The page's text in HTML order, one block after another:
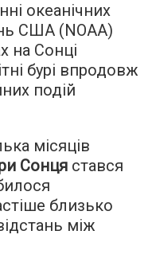
океанічних
США (NOAA)
на Сонці
бурі впродовж
подій
місяців
Сонця стався
близько
між